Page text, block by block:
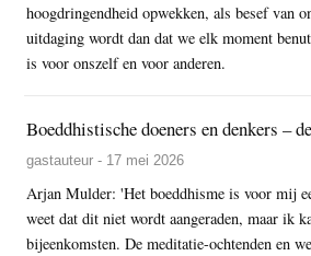
hoogdringendheid opwekken, als besef van
uitdaging wordt dan dat we elk moment
is voor onszelf en voor anderen.
Boeddhistische doeners en denkers –
gastauteur - 17 mei 2026
Arjan Mulder: 'Het boeddhisme is voor mij
weet dat dit niet wordt aangeraden, maar ik
bijeenkomsten. De meditatie-ochtenden en